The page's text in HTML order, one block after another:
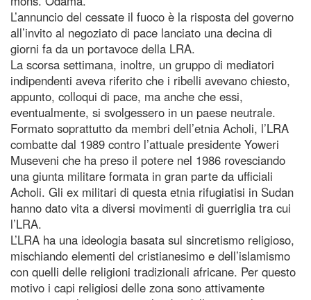
L’annuncio del cessate il fuoco è la risposta del governo
all’invito al negoziato di pace lanciato una decina di
giorni fa da un portavoce della LRA.
La scorsa settimana, inoltre, un gruppo di mediatori
indipendenti aveva riferito che i ribelli avevano chiesto,
appunto, colloqui di pace, ma anche che essi,
eventualmente, si svolgessero in un paese neutrale.
Formato soprattutto da membri dell’etnia Acholi, l’LRA
combatte dal 1989 contro l’attuale presidente Yoweri
Museveni che ha preso il potere nel 1986 rovesciando
una giunta militare formata in gran parte da ufficiali
Acholi. Gli ex militari di questa etnia rifugiatisi in Sudan
hanno dato vita a diversi movimenti di guerriglia tra cui
l’LRA.
L’LRA ha una ideologia basata sul sincretismo religioso,
mischiando elementi del cristianesimo e dell’islamismo
con quelli delle religioni tradizionali africane. Per questo
motivo i capi religiosi delle zona sono attivamente